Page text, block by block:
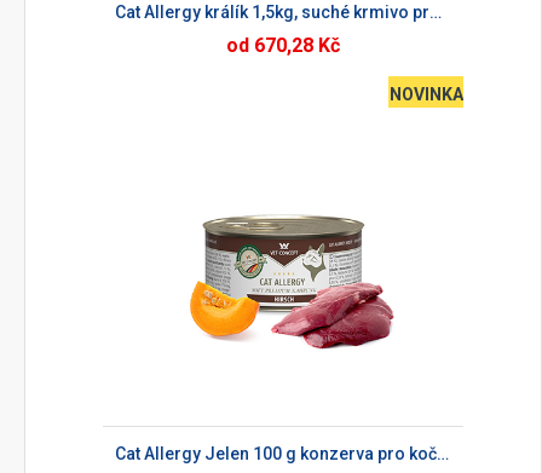
Cat Allergy králík 1,5kg, suché krmivo pro kočky
od 670,28 Kč
NOVINKA
Cat Allergy Jelen 100 g konzerva pro kočky